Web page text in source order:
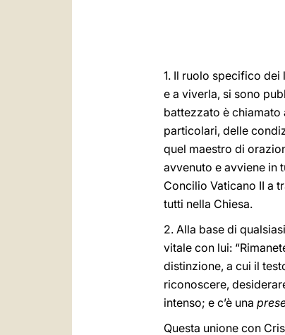
1. Il ruolo specifico
e a viverla, si sono
battezzato è chiamato
particolari, delle
quel maestro di
avvenuto e avviene in
Concilio Vaticano II a
tutti nella Chiesa.
2. Alla base di
vitale con lui:
distinzione, a cui il
riconoscere,
intenso; e c’è una
Questa unione con